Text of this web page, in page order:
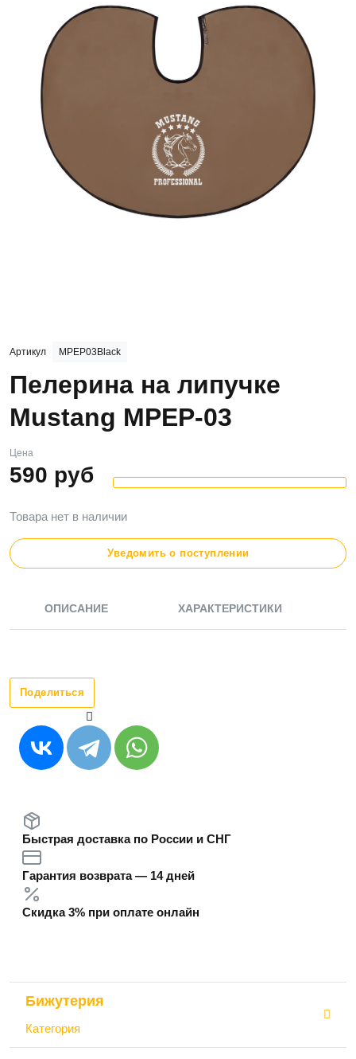
Артикул MPEP03Black
Пелерина на липучке
Mustang MPEP-03
Цена
590 руб
Товара нет в наличии
Уведомить о поступлении
ОПИСАНИЕ ХАРАКТЕРИСТИКИ
Поделиться
Быстрая доставка по России и СНГ
Гарантия возврата — 14 дней
Скидка 3% при оплате онлайн
Бижутерия
Категория